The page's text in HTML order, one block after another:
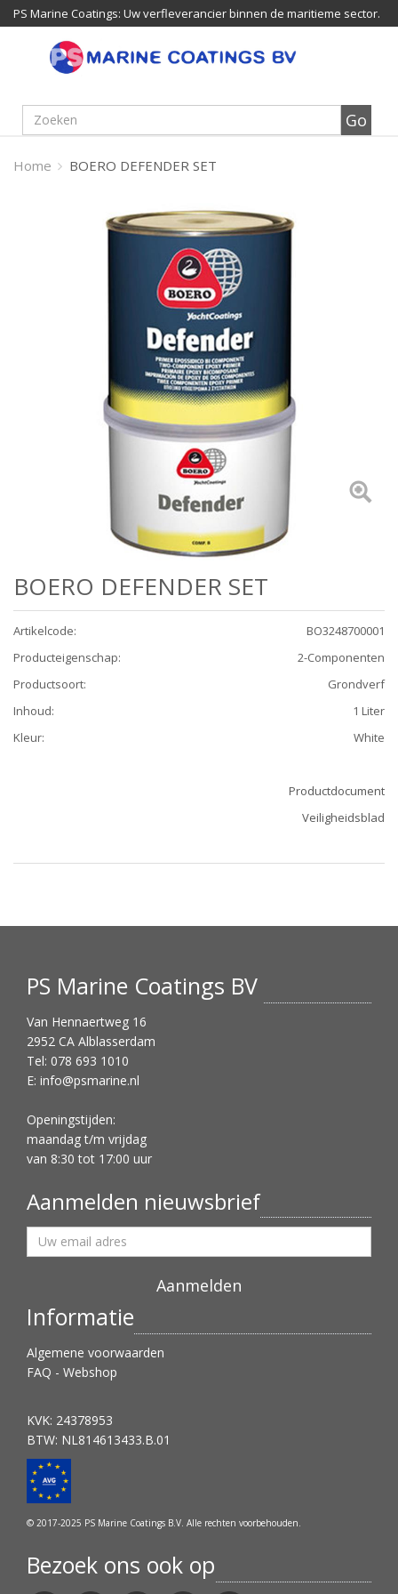
PS Marine Coatings: Uw verfleverancier binnen de maritieme sector.
Home BOERO DEFENDER SET
BOERO DEFENDER SET
Artikelcode:
BO3248700001
Producteigenschap:
2-Componenten
Productsoort:
Grondverf
Inhoud:
1 Liter
Kleur: White
Productdocument
Veiligheidsblad
PS Marine Coatings BV
Van Hennaertweg 16
2952 CA Alblasserdam
Tel: 078 693 1010
E: info@psmarine.nl
Openingstijden:
maandag t/m vrijdag
van 8:30 tot 17:00 uur
Aanmelden nieuwsbrief
Informatie
Algemene voorwaarden
FAQ - Webshop
KVK: 24378953
BTW: NL814613433.B.01
© 2017-2025 PS Marine Coatings B.V. Alle rechten voorbehouden.
Bezoek ons ook op